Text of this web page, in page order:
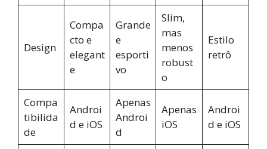
Design
Compa
cto e
elegant
e
Grande
e
esporti
vo
Slim,
mas
menos
robust
o
Estilo
retrô
Compa
tibilida
de
Androi
d e iOS
Apenas
Androi
d
Apenas
iOS
Androi
d e iOS